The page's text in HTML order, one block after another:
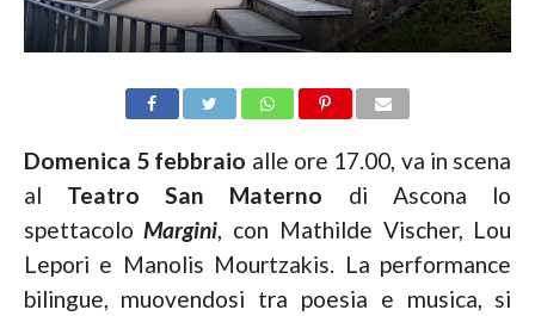
Domenica 5 febbraio alle ore 17.00, va in scena
al Teatro San Materno di Ascona lo
spettacoloMargini, con Mathilde Vischer, Lou
Lepori e Manolis Mourtzakis. La performance
bilingue, muovendosi tra poesia e musica, si